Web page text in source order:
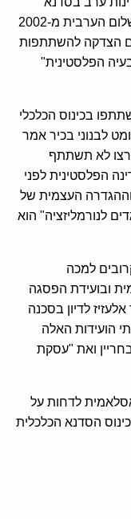
הכלכלית בבחריין היא הפרה של יוזמת השלום הערבית מ-2002
הצדקה להשתתפות
הפלסטינית"
בכינוס הכלכלי
לבנוני בכיר אמר
ב-27 במאי כי ארצו לא תשתתף
הפלסטינית לפני
וההגדרה העצמית של
לנורמליזציה" הוא
למכה
ובועידת הפסגה
לדיון בסכנה
הועידות האלה
ואת "עסקת
לדחות על
הסדנא הכלכלית